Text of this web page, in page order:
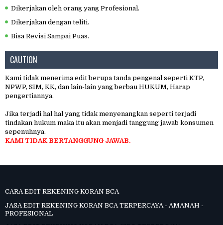
Dikerjakan oleh orang yang Profesional.
Dikerjakan dengan teliti.
Bisa Revisi Sampai Puas.
CAUTION
Kami tidak menerima edit berupa tanda pengenal seperti KTP,
NPWP, SIM, KK, dan lain-lain yang berbau HUKUM, Harap
pengertiannya.
Jika terjadi hal hal yang tidak menyenangkan seperti terjadi
tindakan hukum maka itu akan menjadi tanggung jawab konsumen
sepenuhnya.
KAMI TIDAK BERTANGGUNG JAWAB.
CARA EDIT REKENING KORAN BCA
JASA EDIT REKENING KORAN BCA TERPERCAYA - AMANAH -
PROFESIONAL